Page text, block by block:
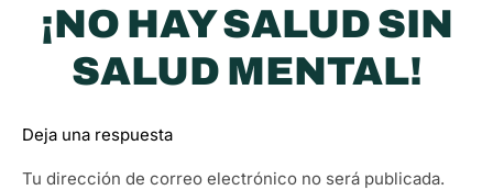
¡NO HAY SALUD SIN
SALUD MENTAL!
Deja una respuesta
Tu dirección de correo electrónico no será publicada.